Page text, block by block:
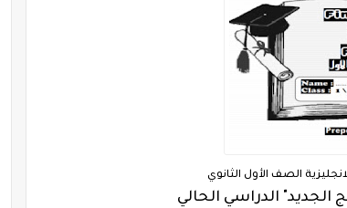
الصف الأول الثانوي
الجديد" الدراسي الحالي